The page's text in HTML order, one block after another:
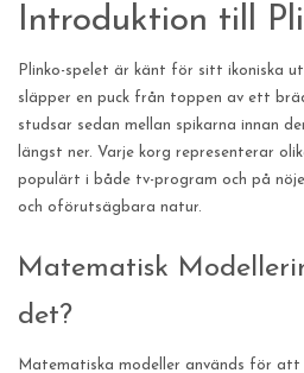
Introduktion till
Plinko-spelet är känt för sitt ikoniska
släpper en puck från toppen av ett
studsar sedan mellan spikarna innan
längst ner. Varje korg representerar
populärt i både tv-program och på
och oförutsägbara natur.
Matematisk
det?
Matematiska modeller används för